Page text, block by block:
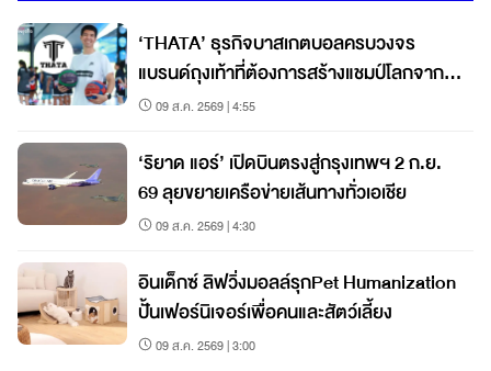
‘THATA’ ธุรกิจบาสเกตบอลครบวงจร
แบรนด์ถุงเท้าที่ต้องการสร้างแชมป์โลกจาก
ชลบุรี
09 ส.ค. 2569 | 4:55
‘ริยาด แอร์’ เปิดบินตรงสู่กรุงเทพฯ 2 ก.ย.
69 ลุยขยายเครือข่ายเส้นทางทั่วเอเชีย
09 ส.ค. 2569 | 4:30
อินเด็กซ์ ลิฟวิ่งมอลล์รุกPet Humanization
ปั้นเฟอร์นิเจอร์เพื่อคนและสัตว์เลี้ยง
09 ส.ค. 2569 | 3:00